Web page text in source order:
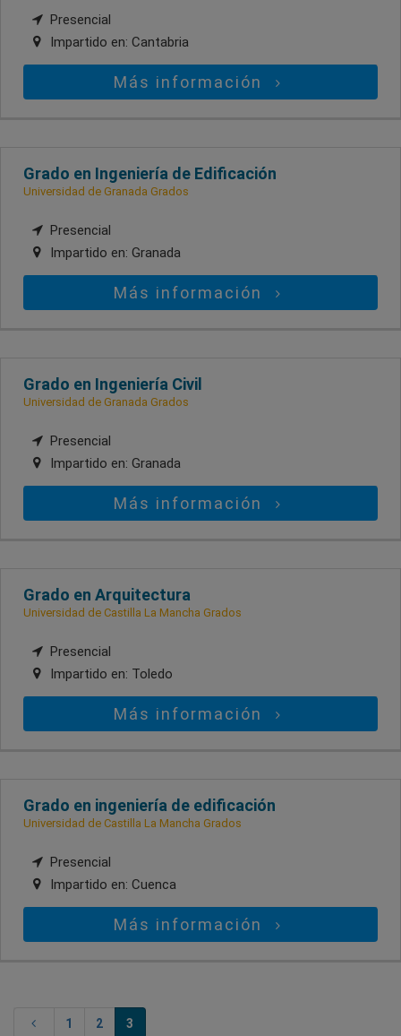
Presencial
Impartido en: Cantabria
Más información
Grado en Ingeniería de Edificación
Universidad de Granada Grados
Presencial
Impartido en: Granada
Más información
Grado en Ingeniería Civil
Universidad de Granada Grados
Presencial
Impartido en: Granada
Más información
Grado en Arquitectura
Universidad de Castilla La Mancha Grados
Presencial
Impartido en: Toledo
Más información
Grado en ingeniería de edificación
Universidad de Castilla La Mancha Grados
Presencial
Impartido en: Cuenca
Más información
1 2 3